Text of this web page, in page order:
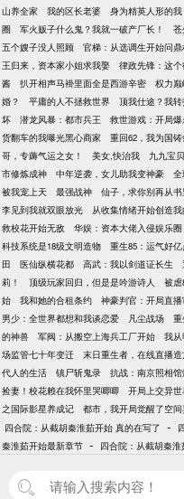
山养全家
我的区长老婆 身为精英人形的
圈
军火贩子什么鬼？我就一破产厂长！
五个嫂子没人照顾
官梯：从选调生开始问
王归来，资本家小姐求我娶
律政先锋：这个
酱
扒开相声马褂里面全是西游辛密 权力
婚？
平庸的人不拯救世界 顶我仕途？我转
坏
潜龙风暴：都市兵王 救世游戏：开局
货翻车的我曝光黑心商家
重回62，我为国
哥，专薅气运之女！
美女,快治我 九九宝
市修炼成神
中年逆袭，女儿助我变神豪 全
被我宠上天
最强战神 仙子，求你别再从
李见到我就双眼放光
从收集情绪开始创造
救校花开始无敌
华娱：资本大佬入侵娱乐圈
科技系统是18级文明造物
重生85：运气好
田
医仙纵横花都 高武：我以剑道证长生
莉！
顶级玩家回归，但是是吟游诗人 被
始
我和她的合租条约 神豪判官：开局直
男少：全世界都想和我谈恋爱
凡尘战场
的神兽
军阀：从搬空上海兵工厂开始 我
场监管七十年变迁
末日重生者，在线直播
代人的生活
镇尸斩鬼录 抗战：南京照相
捡妻！校花赖在我怀里哭唧唧
开局上交异
之国际影星养成记
都市，我开局觉醒了空
四合院：从截胡秦淮茹开始 真的在写了 -
秦淮茹开始最新章节 - 四合院：从截胡秦